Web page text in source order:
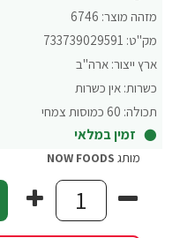
מזהה מוצר: 6746
מק"ט: 733739029591
ארץ ייצור: ארה"ב
כשרות: אין כשרות
תכולה: 60 כמוסות צמחי
זמין במלאי
מותג NOW FOODS